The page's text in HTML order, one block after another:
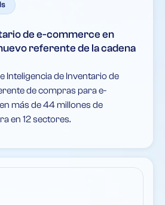
de e-commerce en
referente de la cadena
Inteligencia de Inventario de
de compras para e-
más de 44 millones de
en 12 sectores.